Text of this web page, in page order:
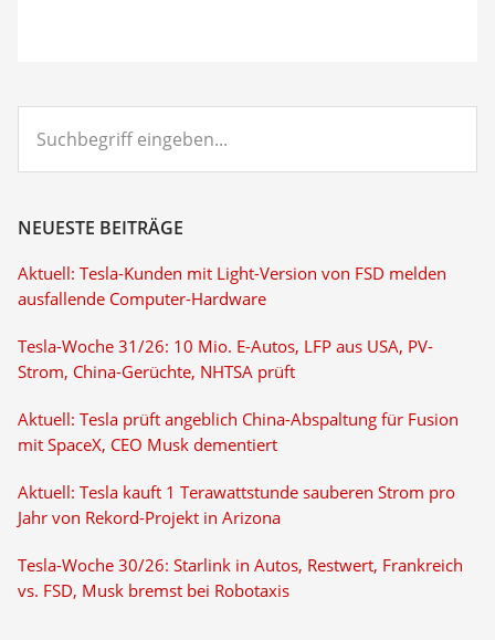
eingeben...
NEUESTE BEITRÄGE
Aktuell: Tesla-Kunden mit Light-Version von FSD melden
ausfallende Computer-Hardware
Tesla-Woche 31/26: 10 Mio. E-Autos, LFP aus USA, PV-
Strom, China-Gerüchte, NHTSA prüft
Aktuell: Tesla prüft angeblich China-Abspaltung für Fusion
mit SpaceX, CEO Musk dementiert
Aktuell: Tesla kauft 1 Terawattstunde sauberen Strom pro
Jahr von Rekord-Projekt in Arizona
Tesla-Woche 30/26: Starlink in Autos, Restwert, Frankreich
vs. FSD, Musk bremst bei Robotaxis